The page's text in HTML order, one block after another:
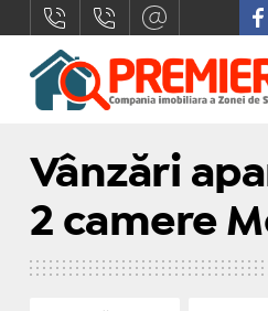
Vânzări
2 camere